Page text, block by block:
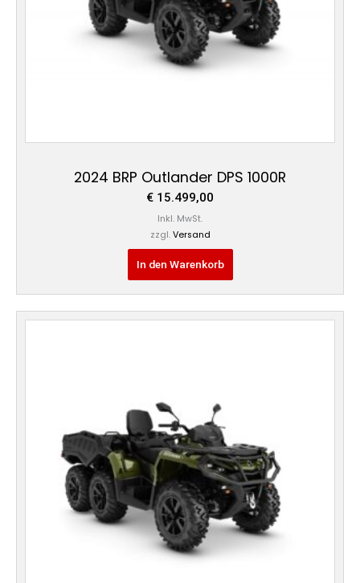
2024 BRP Outlander DPS 1000R
€ 15.499,00
Inkl. MwSt.
zzgl. Versand
In den Warenkorb